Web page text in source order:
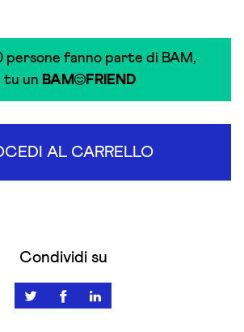
persone fanno parte di BAM,
tu un BAM FRIEND
AL CARRELLO
Condividi su